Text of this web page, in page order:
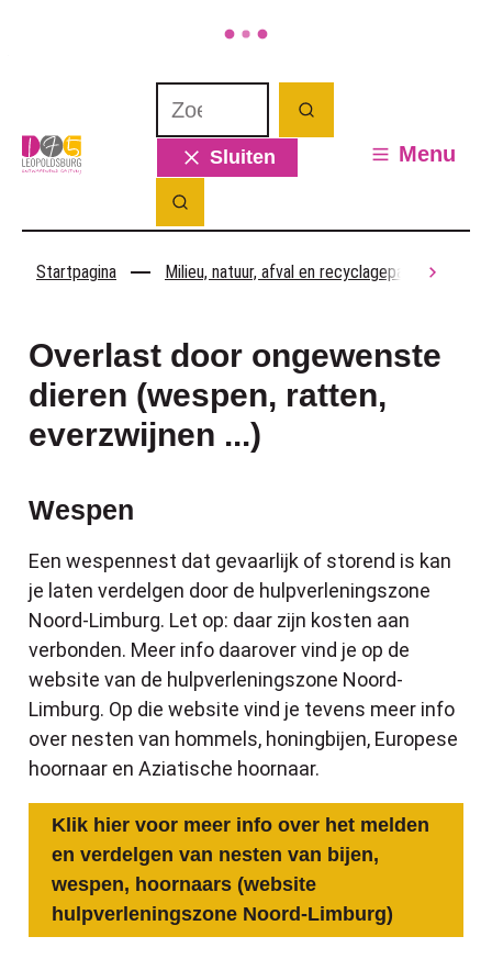
Leopoldsburg
Zoeken
Sluiten
Zoek tonen / verbergen
Menu
scroll
Startpagina Milieu, natuur, afval en recyclagepark
Overlast door ongewenste
dieren (wespen, ratten,
everzwijnen ...)
Wespen
Een wespennest dat gevaarlijk of storend is kan
je laten verdelgen door de hulpverleningszone
Noord-Limburg. Let op: daar zijn kosten aan
verbonden. Meer info daarover vind je op de
website van de hulpverleningszone Noord-
Limburg. Op die website vind je tevens meer info
over nesten van hommels, honingbijen, Europese
hoornaar en Aziatische hoornaar.
Klik hier voor meer info over het melden
en verdelgen van nesten van bijen,
wespen, hoornaars (website
hulpverleningszone Noord-Limburg)